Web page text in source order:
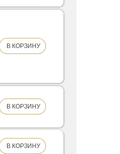
В КОРЗИНУ
В КОРЗИНУ
В КОРЗИНУ